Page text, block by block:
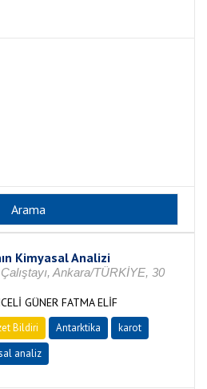
Kimyasal Analizi
Ankara/TÜRKİYE, 30
GÜNER FATMA ELİF
Bildiri Antarktika
karot
analiz